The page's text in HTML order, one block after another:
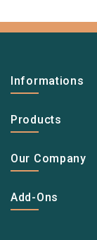
Informations
Products
Our Company
Add-Ons